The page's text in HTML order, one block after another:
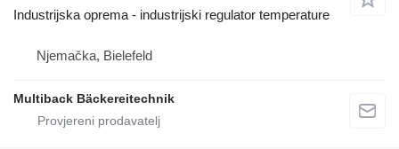
Industrijska oprema - industrijski regulator temperature
Njemačka, Bielefeld
Multiback Bäckereitechnik